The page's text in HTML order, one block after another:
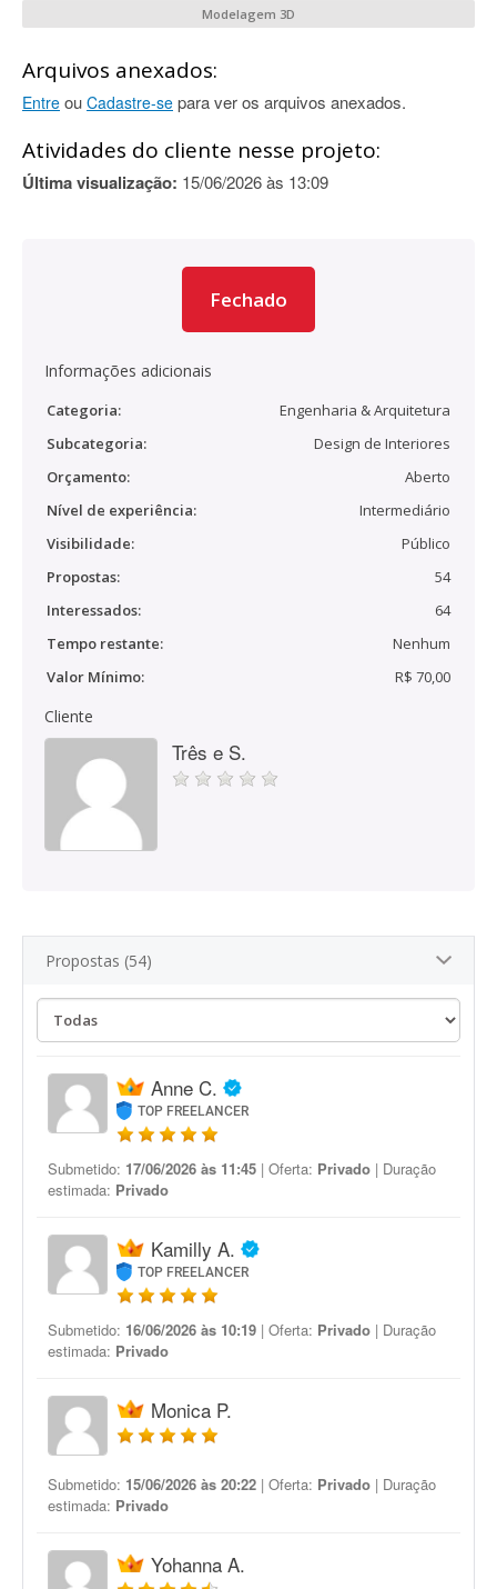
Modelagem 3D
Arquivos anexados:
Entre ou Cadastre-se para ver os arquivos anexados.
Atividades do cliente nesse projeto:
Última visualização: 15/06/2026 às 13:09
Fechado
Informações adicionais
Categoria:
Engenharia & Arquitetura
Subcategoria:
Design de Interiores
Orçamento:
Aberto
Nível de experiência:
Intermediário
Visibilidade:
Público
Propostas:
54
Interessados:
64
Tempo restante:
Nenhum
Valor Mínimo:
R$ 70,00
Cliente
Três e S.
Propostas (54)
Anne C.
TOP FREELANCER
Submetido: 17/06/2026 às 11:45 | Oferta: Privado | Duração
estimada: Privado
Kamilly A.
TOP FREELANCER
Submetido: 16/06/2026 às 10:19 | Oferta: Privado | Duração
estimada: Privado
Monica P.
Submetido: 15/06/2026 às 20:22 | Oferta: Privado | Duração
estimada: Privado
Yohanna A.